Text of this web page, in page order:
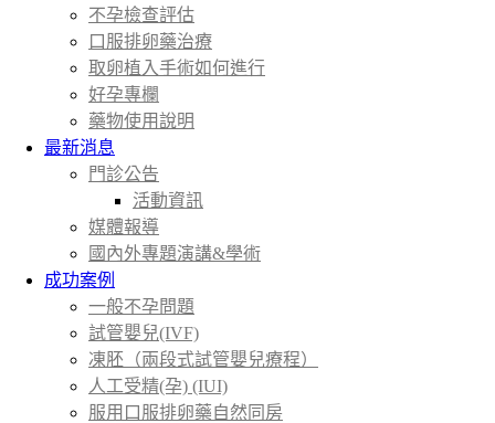
不孕檢查評估
口服排卵藥治療
取卵植入手術如何進行
好孕專欄
藥物使用說明
最新消息
門診公告
活動資訊
媒體報導
國內外專題演講&學術
成功案例
一般不孕問題
試管嬰兒(IVF)
凍胚（兩段式試管嬰兒療程）
人工受精(孕) (IUI)
服用口服排卵藥自然同房